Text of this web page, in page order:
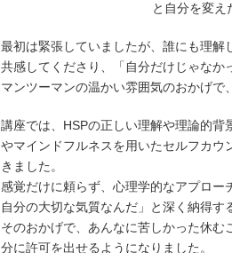
と自分を変え
最初は緊張していましたが、誰にも理解
共感してくださり、「自分だけじゃなか
マンツーマンの温かい雰囲気のおかげで
講座では、HSPの正しい理解や理論的
やマインドフルネスを用いたセルフカ
きました。
感覚だけに頼らず、心理学的なアプロー
自分の大切な気質なんだ」と深く納得す
そのおかげで、あんなに苦しかった休
分に許可を出せるようになりました。